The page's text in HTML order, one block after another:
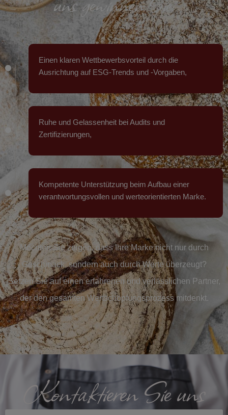
Einen klaren Wettbewerbsvorteil durch die
Ausrichtung auf ESG-Trends und -Vorgaben,
Ruhe und Gelassenheit bei Audits und
Zertifizierungen,
Kompetente Unterstützung beim Aufbau einer
verantwortungsvollen und werteorientierten Marke.
Möchten Sie zeigen, dass Ihre Marke nicht nur durch
Geschmack, sondern auch durch Werte überzeugt?
Setzen Sie auf einen erfahrenen und verlässlichen Partner,
der den gesamten Wertschöpfungsprozess mitdenkt.
Kontaktieren Sie uns